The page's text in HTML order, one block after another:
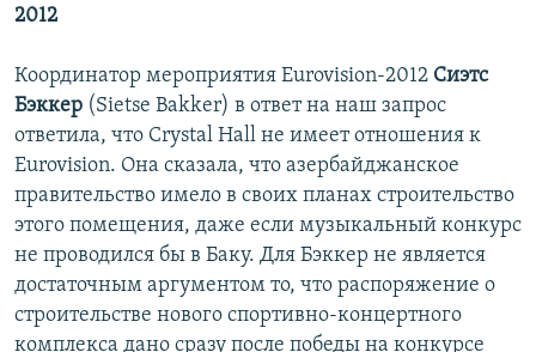
2012
Координатор мероприятия Eurovision-2012 Сиэтс
Бэккер (Sietse Bakker) в ответ на наш запрос
ответила, что Crystal Hall не имеет отношения к
Eurovision. Она сказала, что азербайджанское
правительство имело в своих планах строительство
этого помещения, даже если музыкальный конкурс
не проводился бы в Баку. Для Бэккер не является
достаточным аргументом то, что распоряжение о
строительстве нового спортивно-концертного
комплекса дано сразу после победы на конкурсе